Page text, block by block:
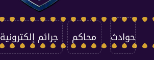
حوادث محاكم جرائم إلكترونية